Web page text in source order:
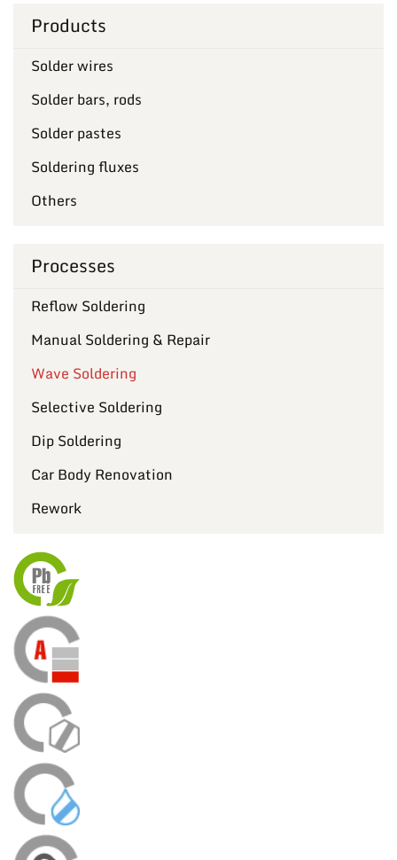
Products
Solder wires
Solder bars, rods
Solder pastes
Soldering fluxes
Others
Processes
Reflow Soldering
Manual Soldering & Repair
Wave Soldering
Selective Soldering
Dip Soldering
Car Body Renovation
Rework